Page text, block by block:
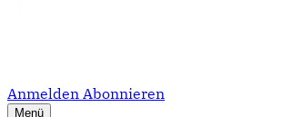
Anmelden Abonnieren
Menü